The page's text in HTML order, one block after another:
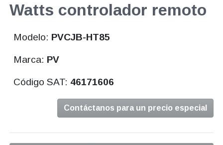
Watts controlador remoto
Modelo: PVCJB-HT85
Marca: PV
Código SAT: 46171606
Contáctanos para un precio especial